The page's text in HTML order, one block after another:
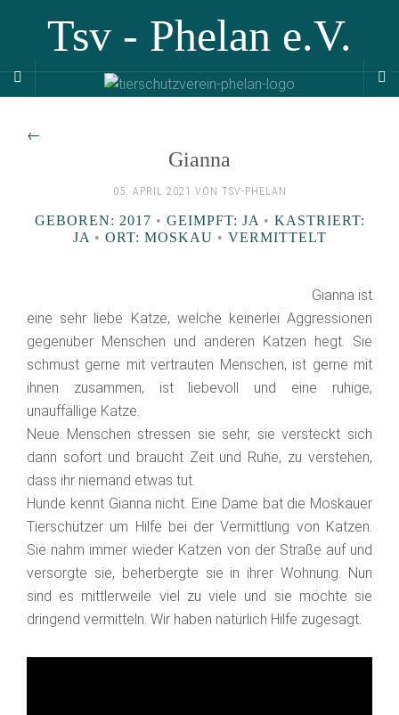
Tsv - Phelan e.V.
←
Gianna
05. APRIL 2021 VON TSV-PHELAN
GEBOREN: 2017 • GEIMPFT: JA • KASTRIERT:
JA • ORT: MOSKAU • VERMITTELT
Gianna ist
eine sehr liebe Katze, welche keinerlei Aggressionen
gegenüber Menschen und anderen Katzen hegt. Sie
schmust gerne mit vertrauten Menschen, ist gerne mit
ihnen zusammen, ist liebevoll und eine ruhige,
unauffällige Katze.
Neue Menschen stressen sie sehr, sie versteckt sich
dann sofort und braucht Zeit und Ruhe, zu verstehen,
dass ihr niemand etwas tut.
Hunde kennt Gianna nicht. Eine Dame bat die Moskauer
Tierschützer um Hilfe bei der Vermittlung von Katzen.
Sie nahm immer wieder Katzen von der Straße auf und
versorgte sie, beherbergte sie in ihrer Wohnung. Nun
sind es mittlerweile viel zu viele und sie möchte sie
dringend vermitteln. Wir haben natürlich Hilfe zugesagt.